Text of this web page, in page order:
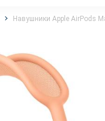
Навушники Apple AirPods